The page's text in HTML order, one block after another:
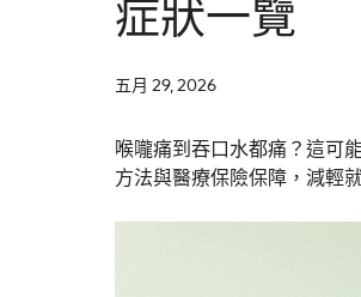
症狀一覽
五月 29, 2026
喉嚨痛到吞口水都痛？這可
方法與醫療保險保障，減輕